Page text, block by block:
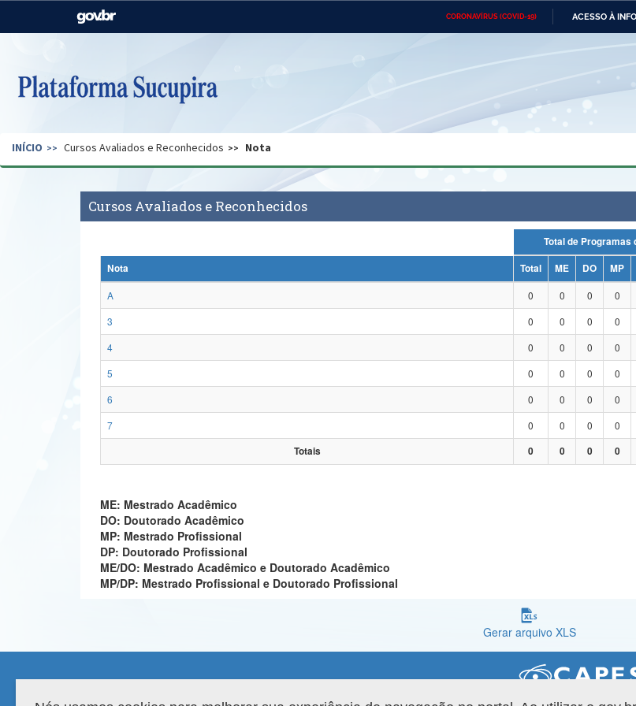
CORONAVÍRUS (COVID-19) ACESSO À
Casa Civil Ministério das Relações
Pecuária e Abastecimento
Ministério do Desenvolvimento
Regional
Secretaria de Governo Gabinete de Segurança Advocacia-Geral da União Banco Central do Brasil
INÍCIO Cursos Avaliados e Reconhecidos Nota
Cursos Avaliados e Reconhecidos
Nota
Total ME DO MP
A
0 0 0 0
3
0 0 0 0
4
0 0 0 0
5
0 0 0 0
6
0 0 0 0
7
0 0 0 0
Totais
0 0 0 0
ME: Mestrado Acadêmico
DO: Doutorado Acadêmico
MP: Mestrado Profissional
DP: Doutorado Profissional
ME/DO: Mestrado Acadêmico e Doutorado Acadêmico
MP/DP: Mestrado Profissional e Doutorado Profissional
Gerar arquivo XLS